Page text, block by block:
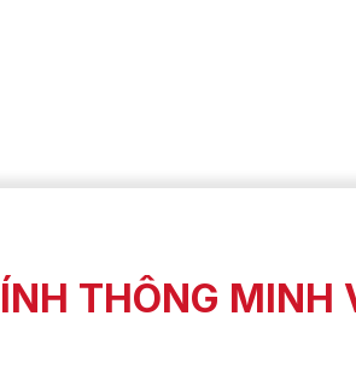
THÔNG MINH